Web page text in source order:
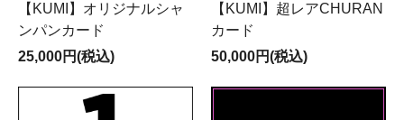
【KUMI】オリジナルシャ
ンパンカード
25,000円(税込)
【KUMI】超レアCHURAN
カード
50,000円(税込)